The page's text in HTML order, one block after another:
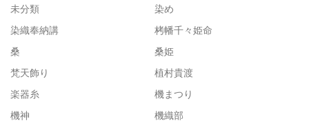
未分類
染め
染織奉納講
栲幡千々姫命
桑
桑姫
梵天飾り
植村貴渡
楽器糸
機まつり
機神
機織部